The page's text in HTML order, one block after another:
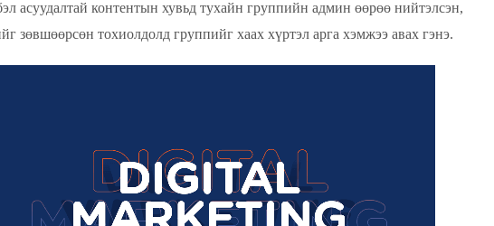
асуудалтай контентын хувьд тухайн группийн админ өөрөө нийтэлсэн,
зөвшөөрсөн тохиолдолд группийг хаах хүртэл арга хэмжээ авах гэнэ.